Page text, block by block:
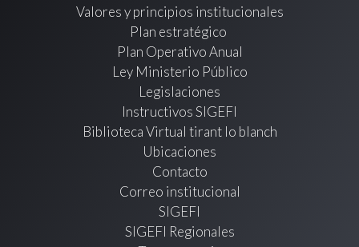
Valores y principios institucionales
Plan estratégico
Plan Operativo Anual
Ley Ministerio Público
Legislaciones
Instructivos SIGEFI
Biblioteca Virtual tirant lo blanch
Ubicaciones
Contacto
Correo institucional
SIGEFI
SIGEFI Regionales